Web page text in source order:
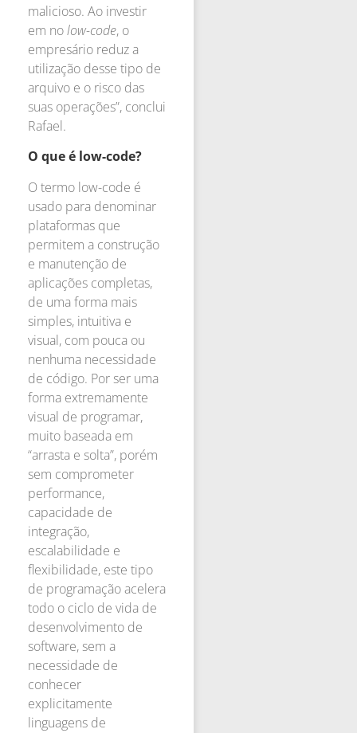
malicioso. Ao investir
em nolow-code, o
empresário reduz a
utilização desse tipo de
arquivo e o risco das
suas operações”, conclui
Rafael.
O que é low-code?
O termo low-code é
usado para denominar
plataformas que
permitem a construção
e manutenção de
aplicações completas,
de uma forma mais
simples, intuitiva e
visual, com pouca ou
nenhuma necessidade
de código. Por ser uma
forma extremamente
visual de programar,
muito baseada em
“arrasta e solta”, porém
sem comprometer
performance,
capacidade de
integração,
escalabilidade e
flexibilidade, este tipo
de programação acelera
todo o ciclo de vida de
desenvolvimento de
software, sem a
necessidade de
conhecer
explicitamente
linguagens de